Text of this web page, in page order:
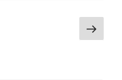
下
一